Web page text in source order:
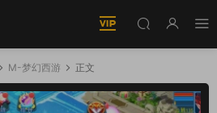
M-梦幻西游 正文